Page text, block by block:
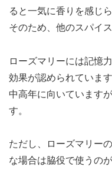
ると一気に香りを感じ
そのため、他のスパイ
ローズマリーには記憶
効果が認められていま
中高年に向いています
す。
ただし、ローズマリー
な場合は脇役で使うのが